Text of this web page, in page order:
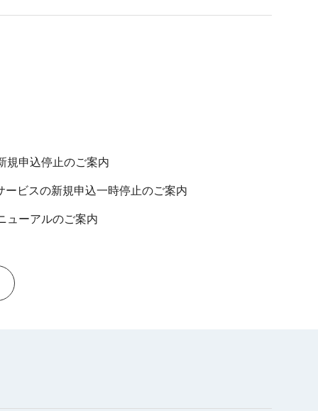
規申込停止のご案内
ビスの新規申込一時停止のご案内
ューアルのご案内